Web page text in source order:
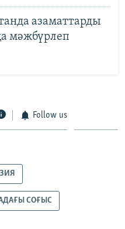
азаматтарды
мәжбүрлеп
Follow us
СОҒЫС